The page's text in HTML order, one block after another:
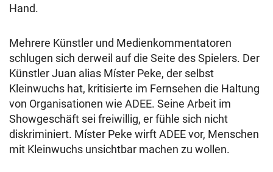
Hand.
Mehrere Künstler und Medienkommentatoren
schlugen sich derweil auf die Seite des Spielers. Der
Künstler Juan alias Míster Peke, der selbst
Kleinwuchs hat, kritisierte im Fernsehen die Haltung
von Organisationen wie ADEE. Seine Arbeit im
Showgeschäft sei freiwillig, er fühle sich nicht
diskriminiert. Míster Peke wirft ADEE vor, Menschen
mit Kleinwuchs unsichtbar machen zu wollen.